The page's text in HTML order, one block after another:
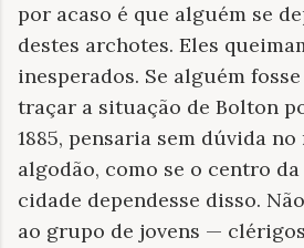
por acaso é que alguém se
destes archotes. Eles
inesperados. Se alguém
traçar a situação de Bolton
1885, pensaria sem dúvida
algodão, como se o centro
cidade dependesse disso.
ao grupo de jovens —